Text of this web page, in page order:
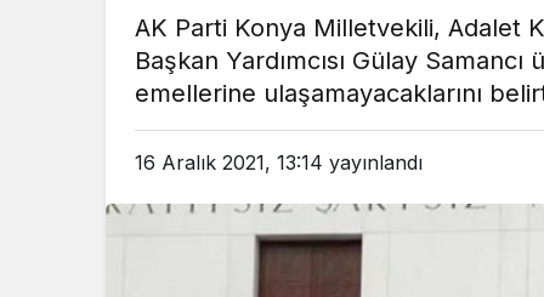
AK Parti Konya Milletvekili, Adalet
Başkan Yardımcısı Gülay
emellerine ulaşamayacaklarını
16 Aralık 2021, 13:14 yayınlandı